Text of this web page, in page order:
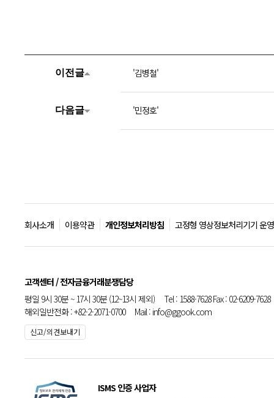
이전글 '김병철'
다음글 '민정호'
회사소개 이용약관 개인정보처리방침 고정형 영상정보처리기기 운
고객센터 / 전자금융거래분쟁담당
평일 9시 30분 ~ 17시 30분 (12~13시 제외) Tel : 1588-7628 Fax : 02-6209-7628
해외일반전화 : +82-2-2071-0700 Mail : info@ggook.com
신고/의견보내기
ISMS 인증 사업자